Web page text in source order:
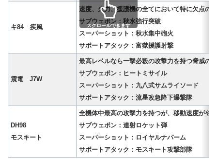
キ84 疾風
速度、火力、援護機の全てにおいて特に欠点の
サブウェポン：秋水強行突破
スーパーショット：秋水集中砲火
サポートアタック：富獄援護射撃
震電 J7W
最高レベルなら一撃必殺の攻撃力を持つ脅威の
サブウェポン：ヒートミサイル
スーパーショット：九八式サムライソード
サポートアタック：流星改急降下爆撃隊
DH98
モスキート
全機体中最高の攻撃力を持つが、移動速度がや
サブウェポン：連射ロケット弾
スーパーショット：ロイヤルナパーム
サポートアタック：モスキート攻撃部隊
スクロールできます